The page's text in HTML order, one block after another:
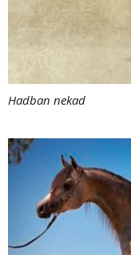
Hadban nekad